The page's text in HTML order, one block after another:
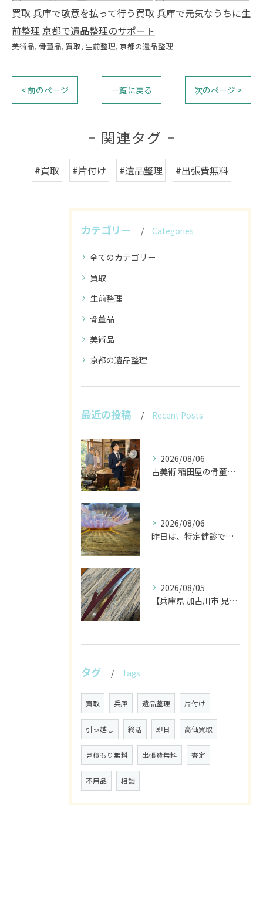
買取 兵庫で敬意を払って行う買取 兵庫で元気なうちに生
前整理京都で遺品整理のサポート
美術品 骨董品 買取 生前整理 京都の遺品整理
< 前のページ 一覧に戻る 次のページ >
関連タグ
#買取 #片付け #遺品整理 #出張費無料
カテゴリー Categories
全てのカテゴリー
買取
生前整理
骨董品
美術品
京都の遺品整理
最近の投稿 Recent Posts
2026/08/06
古美術 稲田屋の骨董家具と遺品整理の目利き
2026/08/06
昨日は、特定健診でした。
2026/08/05
【兵庫県 加古川市 見積り 日本刀 刀剣 武具】
タグ Tags
買取 兵庫 遺品整理 片付け
引っ越し 終活 即日 高価買取
見積もり無料 出張費無料 査定
不用品 相談